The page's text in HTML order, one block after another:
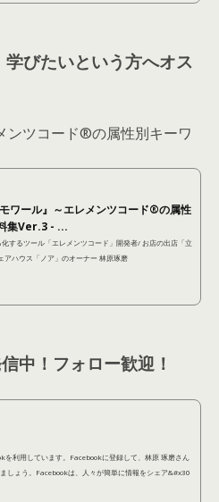
びたいという方へオス
ンツコード®の属性別キーワ
ワール』～エレメンツコード®の属性
集Ver.3 - ...
するツール「エレメンツコード」開発者/ お店の出店「立
アハウス「ノア」のオーナー 林原琢磨
中！フォロー歓迎！
を利用しています。Facebookに登録して、林原 琢磨さん
しょう。Facebookは、人々が簡単に情報をシェア&#x30